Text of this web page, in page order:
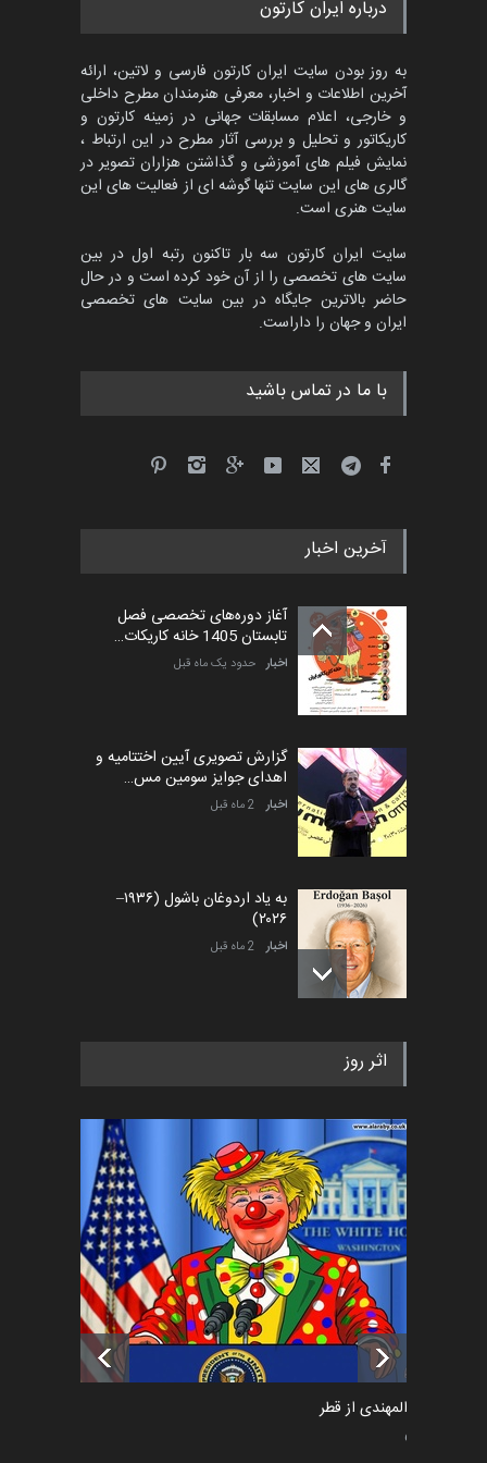
کارتون CARTUNION ، …
جشنواره بین‌المللی کارتون
مدارس پرتغال، ۲۰۲۷
مهلت 4 ماه دیگر
پنجمین مسابقۀ بین‌المللی
کارتون طنز «کلاه‌ای…
مهلت
درباره ایران کارتون
به روز بودن سایت ایران کارتون فارسی و لاتین، ارائه
آخرین اطلاعات و اخبار، معرفی هنرمندان مطرح داخلی
و خارجی، اعلام مسابقات جهانی در زمینه کارتون و
کاریکاتور و تحلیل و بررسی آثار مطرح در این ارتباط ،
نمایش فیلم های آموزشی و گذاشتن هزاران تصویر در
گالری های این سایت تنها گوشه ای از فعالیت های این
سایت هنری است.
سایت ایران کارتون سه بار تاکنون رتبه اول در بین
سایت های تخصصی را از آن خود کرده است و در حال
حاضر بالاترین جایگاه در بین سایت های تخصصی
ایران و جهان را داراست.
با ما در تماس باشید
آخرین اخبار
آغاز دوره‌های تخصصی فصل
تابستان 1405 خانه کاریکات…
اخبار حدود یک ماه قبل
گزارش تصویری آیین اختتامیه و
اهدای جوایز سومین مس…
اخبار 2 ماه قبل
به یاد اردوغان باشول (۱۹۳۶–
۲۰۲۶)
اخبار 2 ماه قبل
رویداد کارگاهی کارتون و پوستر
اخبار 6 ماه قبل
فراخوان رویداد کارگاهی کارتون و
پوستر "ایران سربل…
اخبار 6 ماه قبل
تسلیت به همکار | سهراب خیری
اخبار 6 ماه قبل
اثر روز
سعد المهندی از قطر
سیاسی